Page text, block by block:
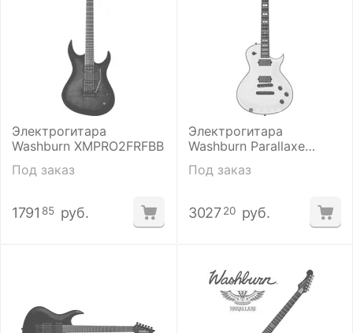
Электрогитара
Washburn XMPRO2FRFBB
Под заказ
1791 85 руб.
Электрогитара
Washburn Parallaxe
PXL20EWH
Под заказ
3027 20 руб.